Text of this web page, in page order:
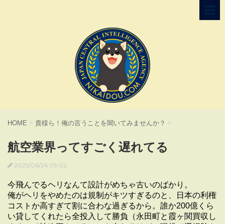
HOME > 貴様ら！俺の言うことを聞いてみませんか？ >
航空業界ってすごく遅れてる
2025/06/26 09:02
今飛んでるヘリなんて設計がめちゃ古いのばかり。
俺がヘリをやめたのは規制がキツすぎるのと、日本の利権
コストか高すぎて割に合わな過ぎるから。誰か200億くら
い貸してくれたら全投入して勝負（永田町と霞ヶ関買収し